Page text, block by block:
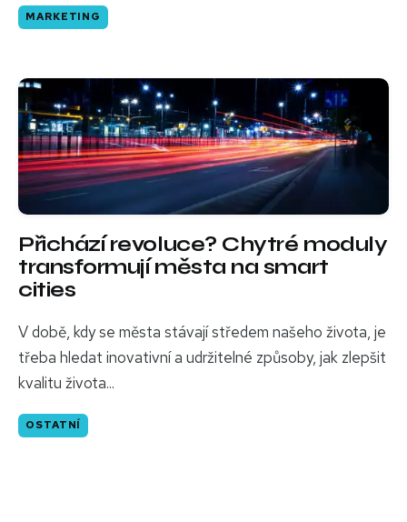
MARKETING
Přichází revoluce? Chytré moduly
transformují města na smart
cities
V době, kdy se města stávají středem našeho života, je
třeba hledat inovativní a udržitelné způsoby, jak zlepšit
kvalitu života...
OSTATNÍ